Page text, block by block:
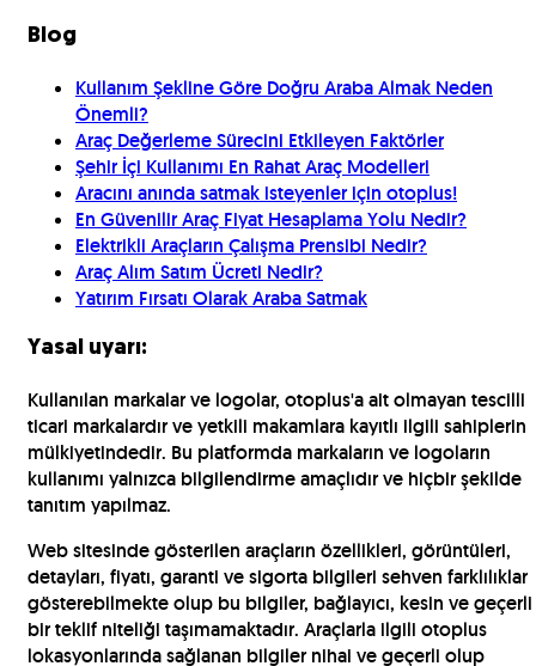
Blog
Kullanım Şekline Göre Doğru Araba Almak Neden
Önemli?
Araç Değerleme Sürecini Etkileyen Faktörler
Şehir İçi Kullanımı En Rahat Araç Modelleri
Aracını anında satmak isteyenler için otoplus!
En Güvenilir Araç Fiyat Hesaplama Yolu Nedir?
Elektrikli Araçların Çalışma Prensibi Nedir?
Araç Alım Satım Ücreti Nedir?
Yatırım Fırsatı Olarak Araba Satmak
Yasal uyarı:
Kullanılan markalar ve logolar, otoplus'a ait olmayan tescilli
ticari markalardır ve yetkili makamlara kayıtlı ilgili sahiplerin
mülkiyetindedir. Bu platformda markaların ve logoların
kullanımı yalnızca bilgilendirme amaçlıdır ve hiçbir şekilde
tanıtım yapılmaz.
Web sitesinde gösterilen araçların özellikleri, görüntüleri,
detayları, fiyatı, garanti ve sigorta bilgileri sehven farklılıklar
gösterebilmekte olup bu bilgiler, bağlayıcı, kesin ve geçerli
bir teklif niteliği taşımamaktadır. Araçlarla ilgili otoplus
lokasyonlarında sağlanan bilgiler nihai ve geçerli olup